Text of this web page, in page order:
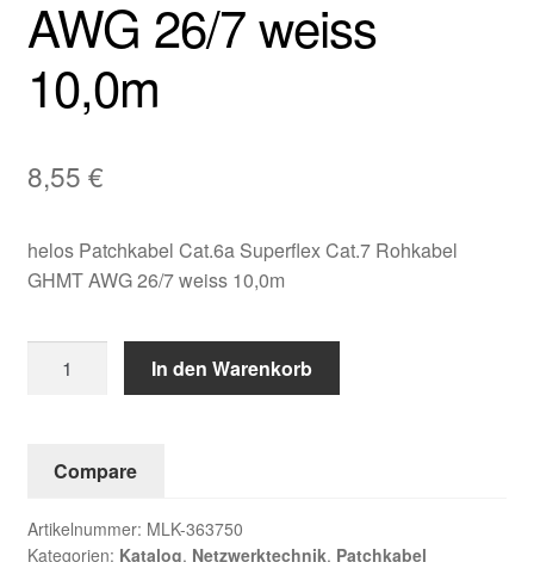
AWG 26/7 weiss
10,0m
8,55 €
helos Patchkabel Cat.6a Superflex Cat.7 Rohkabel
GHMT AWG 26/7 weiss 10,0m
Patchkabel
Cat.7
GHMT
In den Warenkorb
Compare
Artikelnummer: MLK-363750
Kategorien: Katalog, Netzwerktechnik, Patchkabel